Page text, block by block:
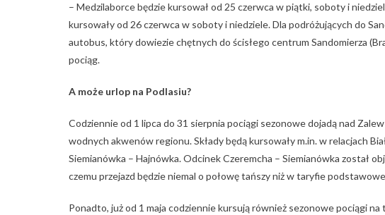
– Medzilaborce będzie kursował od 25 czerwca w piątki, soboty i
kursowały od 26 czerwca w soboty i niedziele. Dla podróżujących do
autobus, który dowiezie chętnych do ścisłego centrum Sandomierza
pociąg.
A może urlop na Podlasiu?
Codziennie od 1 lipca do 31 sierpnia pociągi sezonowe dojadą nad
wodnych akwenów regionu. Składy będą kursowały m.in. w relacjach
Siemianówka – Hajnówka. Odcinek Czeremcha – Siemianówka został
czemu przejazd będzie niemal o połowę tańszy niż w taryfie
Ponadto, już od 1 maja codziennie kursują również sezonowe pociągi